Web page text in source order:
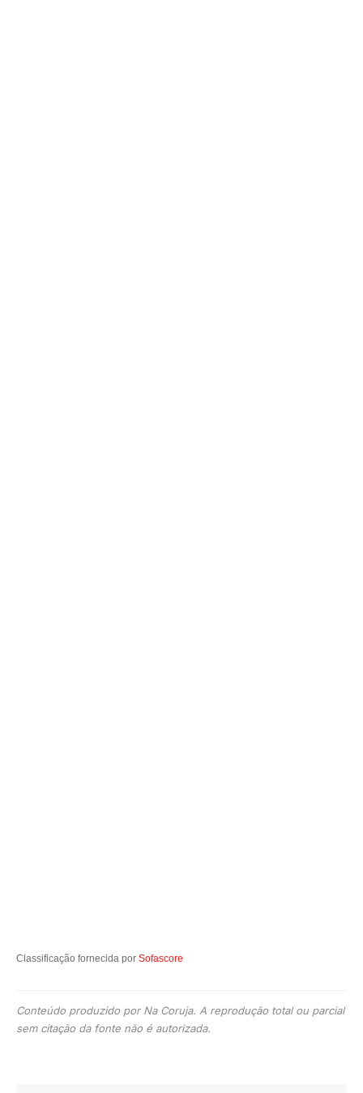
Classificação fornecida por Sofascore
Conteúdo produzido por Na Coruja. A reprodução total ou parcial
sem citação da fonte não é autorizada.